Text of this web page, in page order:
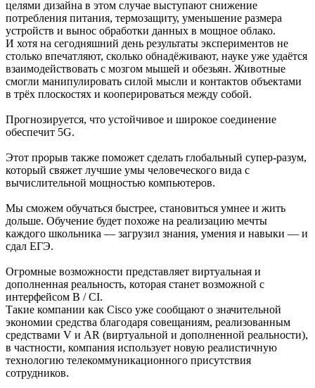
целями дизайна в этом случае выступают снижение
потребления питания, термозащиту, уменьшение размера
устройств и вынос обработки данных в мощное облако.
И хотя на сегодняшний день результаты экспериментов не
столько впечатляют, сколько обнадёживают, науке уже удаётся
взаимодействовать с мозгом мышей и обезьян. Животные
смогли манипулировать силой мысли и контактов объектами
в трёх плоскостях и кооперироваться между собой.
Прогнозируется, что устойчивое и широкое соединение
обеспечит 5G.
Этот прорыв также поможет сделать глобальный супер-разум,
который свяжет лучшие умы человеческого вида с
вычислительной мощностью компьютеров.
Мы сможем обучаться быстрее, становиться умнее и жить
дольше. Обучение будет похоже на реализацию мечты
каждого школьника — загрузил знания, умения и навыки — и
сдал ЕГЭ.
Огромные возможности представляет виртуальная и
дополненная реальность, которая станет возможной с
интерфейсом B / CI.
Такие компании как Cisco уже сообщают о значительной
экономии средства благодаря совещаниям, реализованным
средствами V и AR (виртуальной и дополненной реальности),
в частности, компания использует новую реалистичную
технологию телекоммуникационного присутствия
сотрудников.